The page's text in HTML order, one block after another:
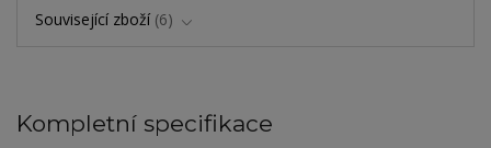
Související zboží 6
Kompletní specifikace